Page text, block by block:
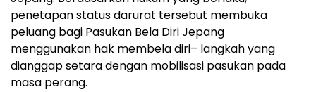
penetapan status darurat tersebut membuka
peluang bagi Pasukan Bela Diri Jepang
menggunakan hak membela diri– langkah yang
dianggap setara dengan mobilisasi pasukan pada
masa perang.